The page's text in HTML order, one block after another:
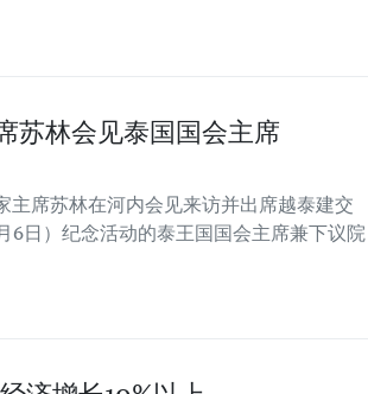
苏林会见泰国国会主席
主席苏林在河内会见来访并出席越泰建交
日）纪念活动的泰王国国会主席兼下议院